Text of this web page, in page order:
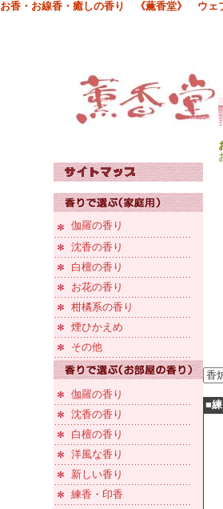
お香・お線香・癒しの香り 《薫香堂》 ウェ
伽羅の香り
沈香の香り
白檀の香り
お花の香り
柑橘系の香り
煙ひかえめ
その他
伽羅の香り
沈香の香り
白檀の香り
洋風な香り
新しい香り
練香・印香
■